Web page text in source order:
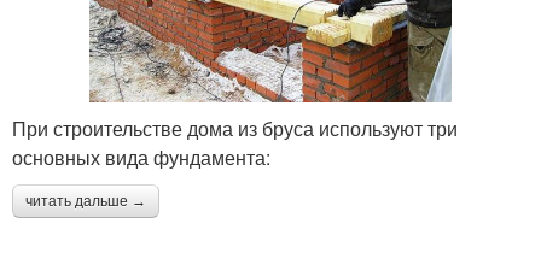
При строительстве дома из бруса используют три
основных вида фундамента:
читать дальше →